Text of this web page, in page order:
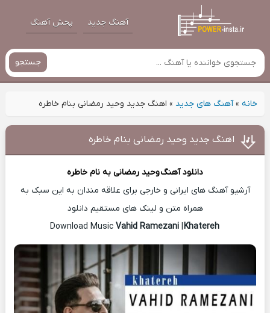
آهنگ جدید پخش آهنگ
جستجو
خانه»آهنگ های جدید » اهنگ جدید وحید رمضانی بنام خاطره
اهنگ جدید وحید رمضانی بنام خاطره
دانلود آهنگوحید رمضانی به نام خاطره
آرشیو آهنگ های ایرانی و خارجی برای علاقه مندان به این سبک به
همراه متن و لینک های مستقیم دانلود
Vahid Ramezani |Khatereh